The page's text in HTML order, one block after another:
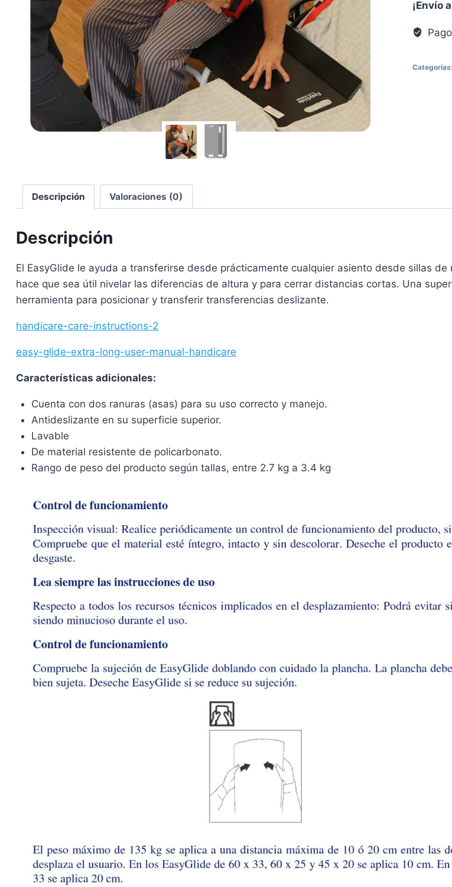
¡Envío
Categorías:
Descripción Valoraciones (0)
Descripción
El EasyGlide le ayuda a transferirse desde prácticamente cualquier asiento desde sillas
hace que sea útil nivelar las diferencias de altura y para cerrar distancias cortas. Una
herramienta para posicionar y transferir transferencias deslizante.
handicare-care-instructions-2
easy-glide-extra-long-user-manual-handicare
Características adicionales:
Cuenta con dos ranuras (asas) para su uso correcto y manejo.
Antideslizante en su superficie superior.
Lavable
De material resistente de policarbonato.
Rango de peso del producto según tallas, entre 2.7 kg a 3.4 kg